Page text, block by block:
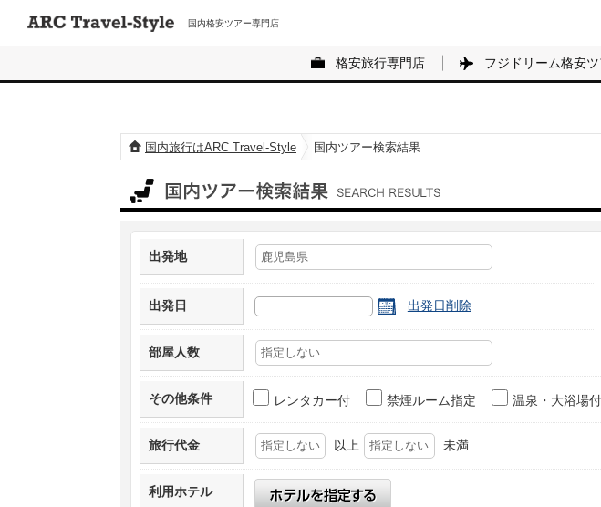
国内格安ツアー専門店
格安旅行専門店 フジドリーム格安
国内旅行はARC Travel-Style 国内ツアー検索結果
出発地
出発日 出発日削除
部屋人数
その他条件 レンタカー付 禁煙ルーム指定 温泉・大浴場付
旅行代金 以上 未満
利用ホテル